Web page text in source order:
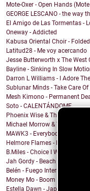
Mote-Oxer - Open Hands
GEORGE LESCANO - the way
El Amigo de Las Tormentas -
Oneway - Addicted
Kabusa Oriental Choir - Folded
Latitud28 - Me voy acercando
Jesse Butterworth x The West
Bayline - Sinking In Slow
Darron L Williams - I Adore
Sublunar Minds - Take Care
Mesh Kimono - Permanent
Soto - CALENTÁNDOME
Phoenix Wise & The
Michael Morrow & The Culprits
MAWK3 - Everybody Wants To
Helmore Flames - Moonjoy
B.Miles - Choice I Would Choose
Jah Gordy - Beach Front Condo
Belén - Fuego Interno
Money Mo - Boom Boom
Estella Dawn - Japanese Boots